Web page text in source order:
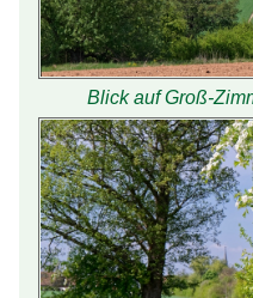
Blick auf Groß-